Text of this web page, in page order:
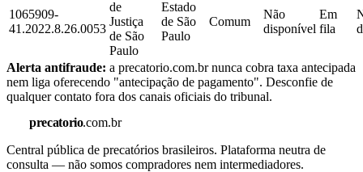
1065909-
41.2022.8.26.0053
de
Justiça
de São
Paulo
Estado
de São
Paulo
Comum
Não
disponível
Em
fila
Alerta antifraude: a precatorio.com.br nunca cobra taxa antecipada
nem liga oferecendo "antecipação de pagamento". Desconfie de
qualquer contato fora dos canais oficiais do tribunal.
precatorio.com.br
Central pública de precatórios brasileiros. Plataforma neutra de
consulta — não somos compradores nem intermediadores.